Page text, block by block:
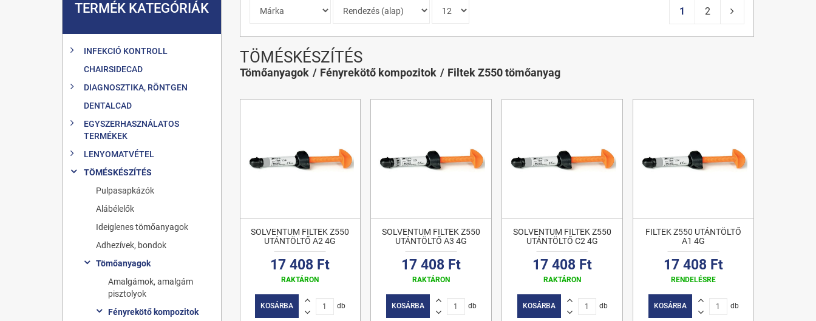
TERMÉK KATEGÓRIÁK
INFEKCIÓ KONTROLL
CHAIRSIDECAD
DIAGNOSZTIKA, RÖNTGEN
DENTALCAD
EGYSZERHASZNÁLATOS
TERMÉKEK
LENYOMATVÉTEL
TÖMÉSKÉSZÍTÉS
Pulpasapkázók
Alábélelők
Ideiglenes tömőanyagok
Adhezívek, bondok
Tömőanyagok
Amalgámok, amalgám
pisztolyok
Fényrekötő kompozitok
1 2
TÖMÉSKÉSZÍTÉS
Tömőanyagok Fényrekötő kompozitok Filtek Z550 tömőanyag
SOLVENTUM FILTEK Z550
UTÁNTÖLTŐ A2 4G
17 408 Ft
RAKTÁRON
KOSÁRBA db
SOLVENTUM FILTEK Z550
UTÁNTÖLTŐ A3 4G
17 408 Ft
RAKTÁRON
KOSÁRBA db
SOLVENTUM FILTEK Z550
UTÁNTÖLTŐ C2 4G
17 408 Ft
RAKTÁRON
KOSÁRBA db
FILTEK Z550 UTÁNTÖLTŐ
A1 4G
17 408 Ft
RENDELÉSRE
KOSÁRBA db